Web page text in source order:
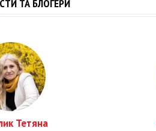
ТА БЛОГЕРИ
Тетяна